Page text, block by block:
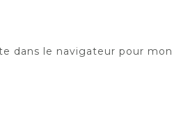
dans le navigateur pour mon